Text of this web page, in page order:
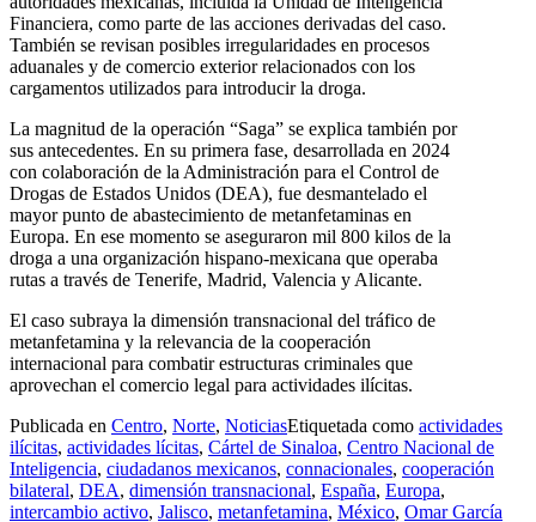
Financiera, como parte de las acciones derivadas del caso.
También se revisan posibles irregularidades en procesos
aduanales y de comercio exterior relacionados con los
cargamentos utilizados para introducir la droga.
La magnitud de la operación “Saga” se explica también por
sus antecedentes. En su primera fase, desarrollada en 2024
con colaboración de la Administración para el Control de
Drogas de Estados Unidos (DEA), fue desmantelado el
mayor punto de abastecimiento de metanfetaminas en
Europa. En ese momento se aseguraron mil 800 kilos de la
droga a una organización hispano-mexicana que operaba
rutas a través de Tenerife, Madrid, Valencia y Alicante.
El caso subraya la dimensión transnacional del tráfico de
metanfetamina y la relevancia de la cooperación
internacional para combatir estructuras criminales que
aprovechan el comercio legal para actividades ilícitas.
Publicada en Centro, Norte, NoticiasEtiquetada como actividades
ilícitas, actividades lícitas, Cártel de Sinaloa, Centro Nacional de
Inteligencia, ciudadanos mexicanos, connacionales, cooperación
bilateral, DEA, dimensión transnacional, España, Europa,
intercambio activo, Jalisco, metanfetamina, México, Omar García